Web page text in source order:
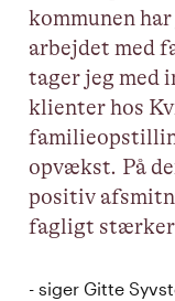
kommunen
arbejdet med
tager jeg med
klienter hos
opvækst. På
positiv
fagligt
- siger Gitte